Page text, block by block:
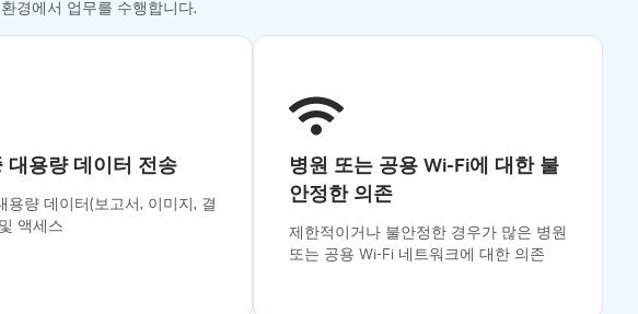
경에서 업무를 수행합니다.
대용량 데이터 전송
용량 데이터(보고서, 이미지, 결
액세스
병원 또는 공용 Wi-Fi에 대한 불
안정한 의존
제한적이거나 불안정한 경우가 많은 병원
또는 공용 Wi-Fi 네트워크에 대한 의존